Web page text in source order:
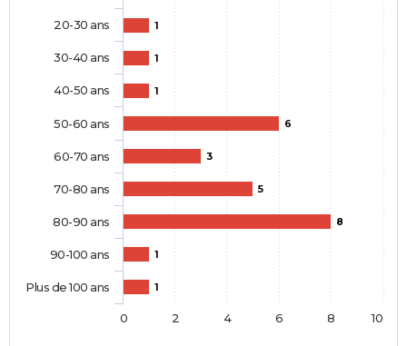
1
1
1
6
3
5
8
1
1
20-30 ans
30-40 ans
40-50 ans
50-60 ans
60-70 ans
70-80 ans
80-90 ans
90-100 ans
Plus de 100 ans
0 2 4 6 8 10